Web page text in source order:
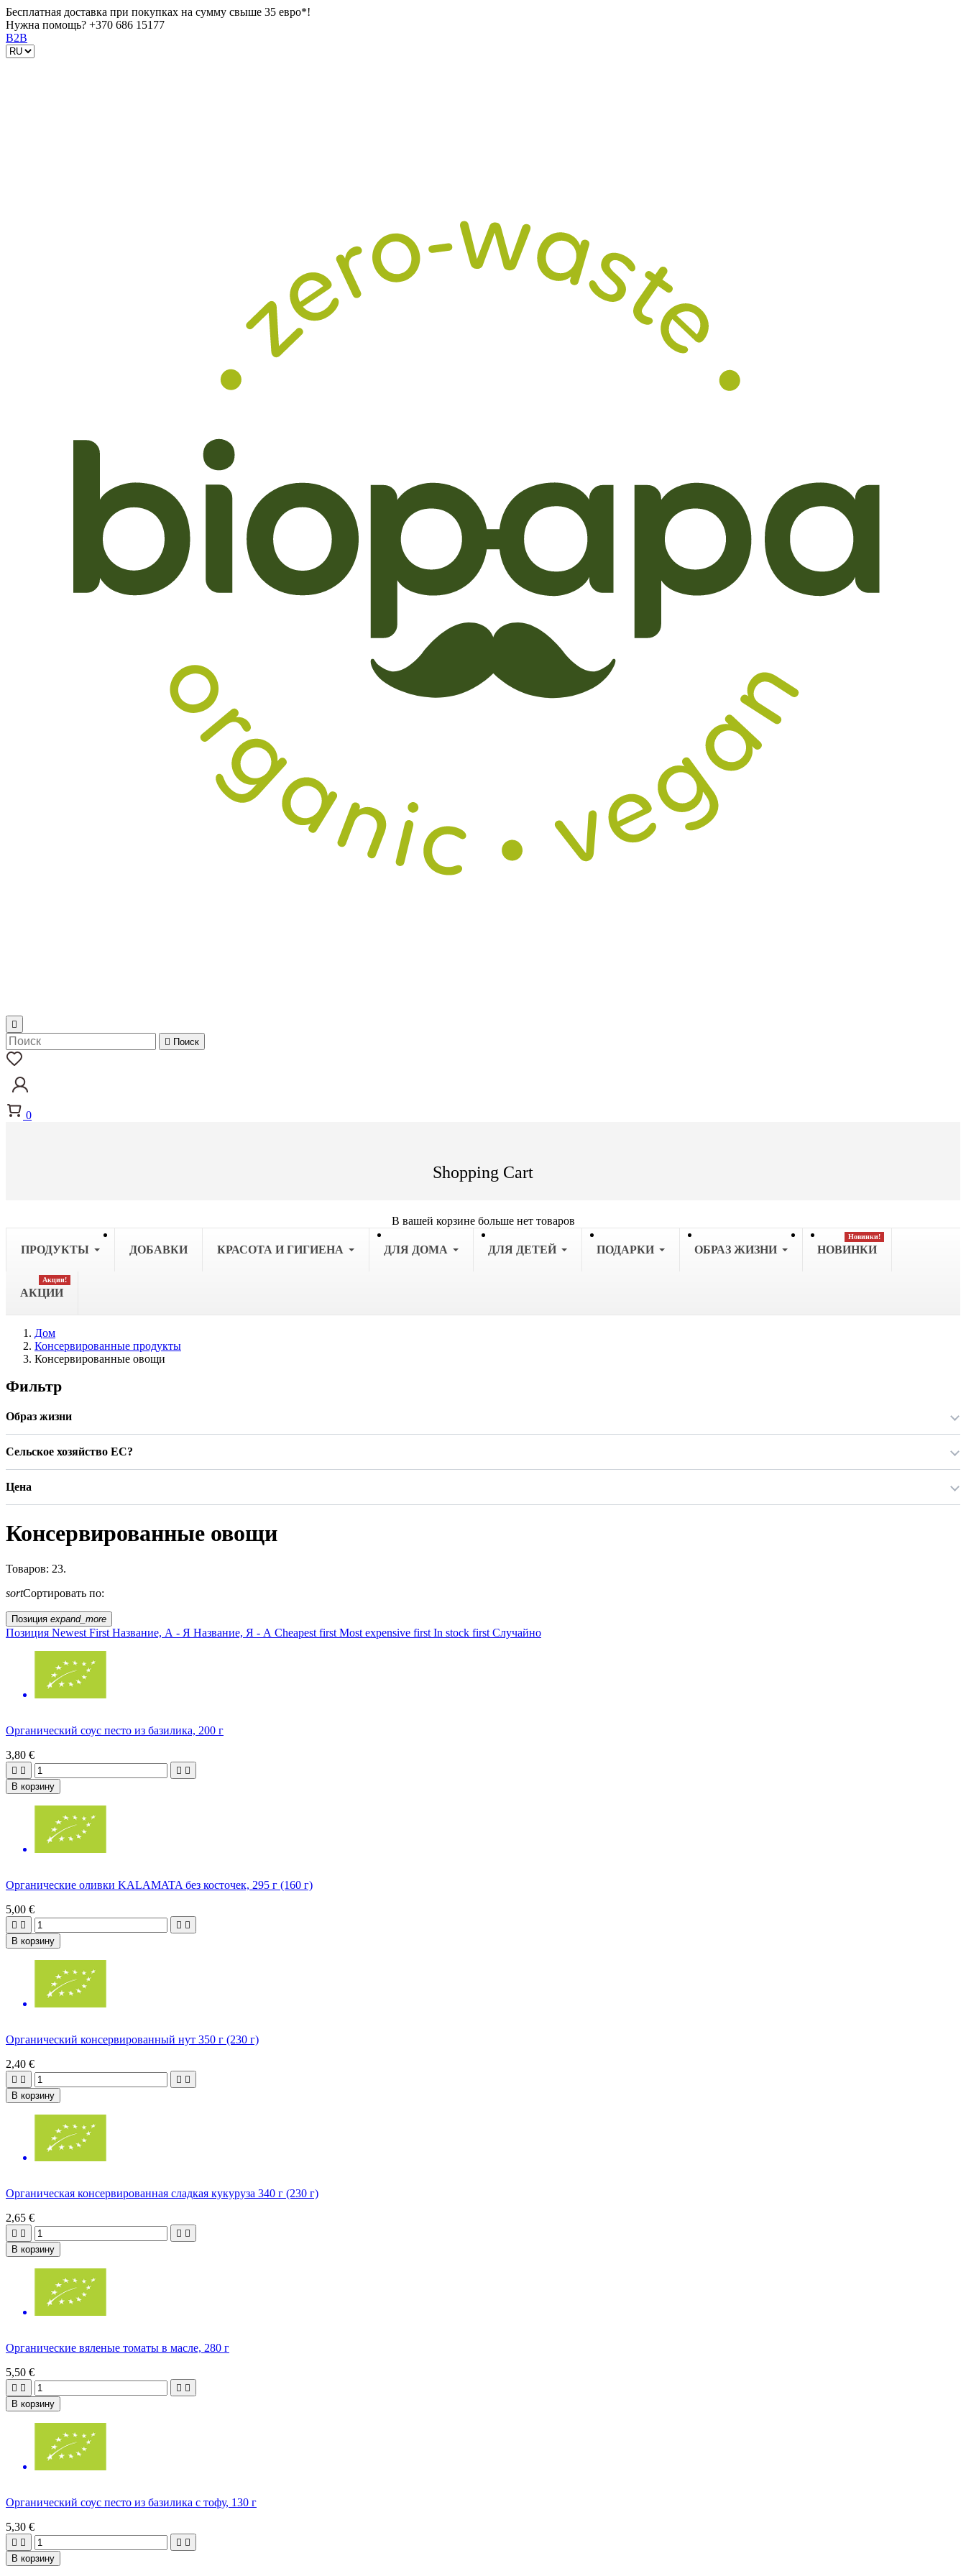
Бесплатная доставка при покупках на сумму свыше 35 евро*!
Нужна помощь? +370 686 15177
B2B

 Поиск
0
Shopping Cart
В вашей корзине больше нет товаров
ПРОДУКТЫ ДОБАВКИ КРАСОТА И ГИГИЕНА ДЛЯ ДОМА ДЛЯ ДЕТЕЙ ПОДАРКИ OБРАЗ ЖИЗНИ НОВИНКИ
Новинки!
АКЦИИ
Акции!
Дом
Консервированные продукты
Консервированные овощи
Фильтр
Образ жизни
Сельское хозяйство ЕС?
Цена
Консервированные овощи
Товаров: 23.
sortСортировать по:
Позиция expand_more
Позиция Newest First Название, А - Я Название, Я - А Cheapest first Most expensive first In stock first Случайно
Органический соус песто из базилика, 200 г
3,80 €
   
В корзину
Органические оливки KALAMATA без косточек, 295 г (160 г)
5,00 €
   
В корзину
Органический консервированный нут 350 г (230 г)
2,40 €
   
В корзину
Органическая консервированная сладкая кукуруза 340 г (230 г)
2,65 €
   
В корзину
Органические вяленые томаты в масле, 280 г
5,50 €
   
В корзину
Органический соус песто из базилика с тофу, 130 г
5,30 €
   
В корзину